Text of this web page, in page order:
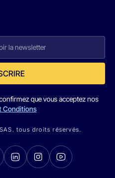
que vous acceptez nos
Conditions
tous droits réservés.